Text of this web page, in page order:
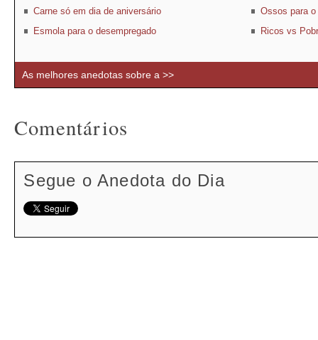
Carne só em dia de aniversário
Esmola para o desempregado
Ossos para o
Ricos vs
As melhores anedotas sobre a >>
Comentários
Segue o Anedota do Dia